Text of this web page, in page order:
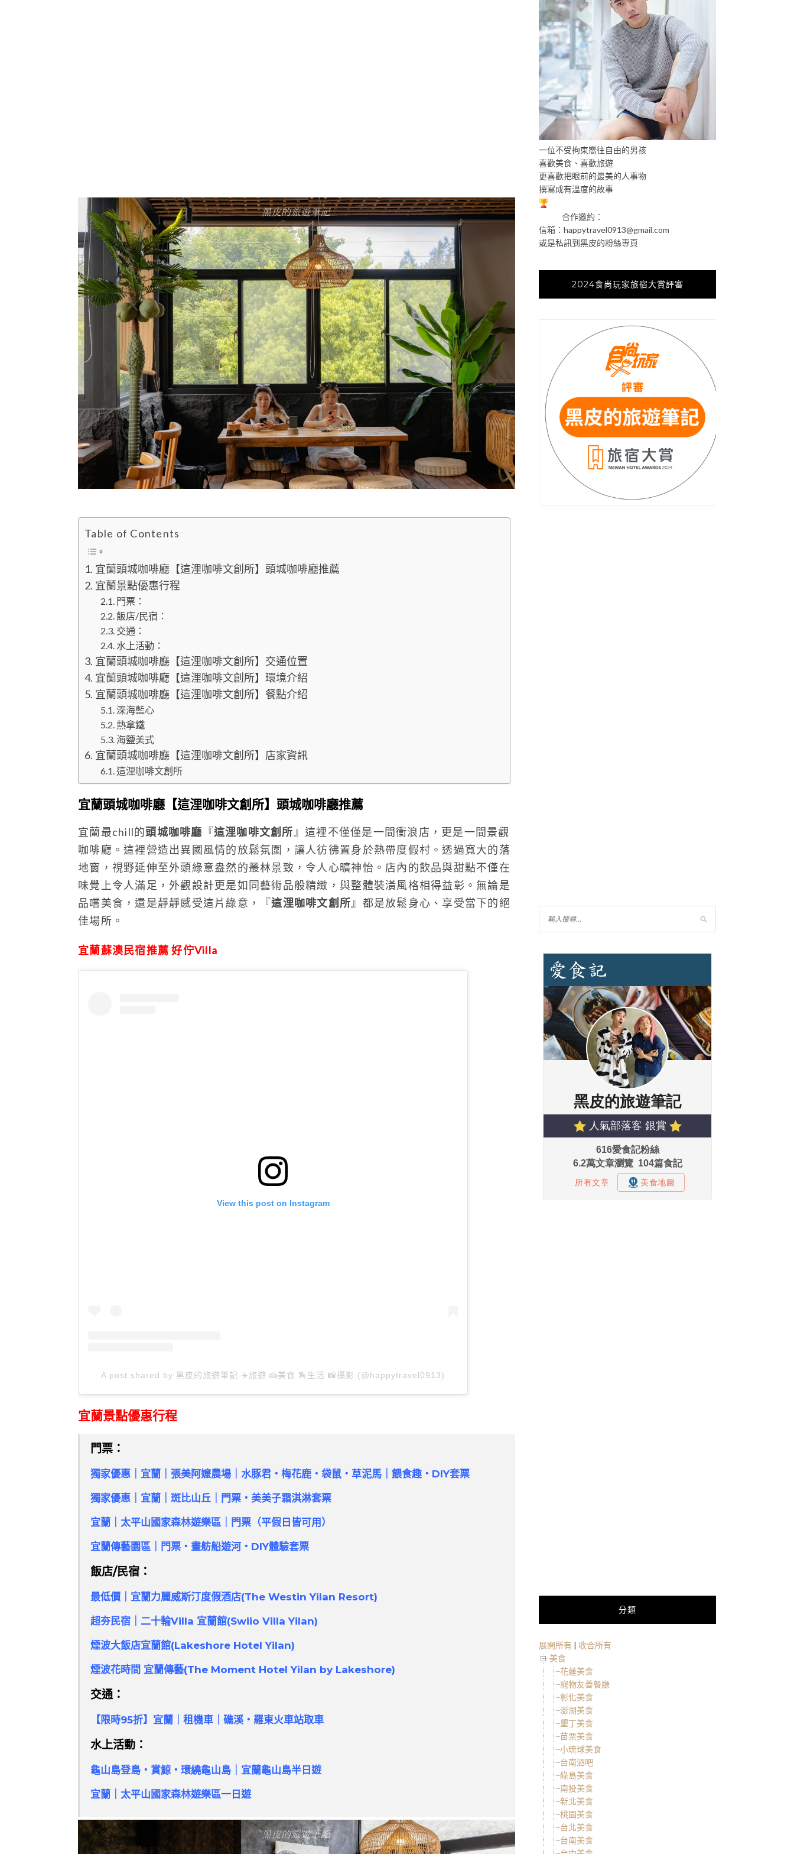
Table of Contents
宜蘭頭城咖啡廳【這浬咖啡文創所】頭城咖啡廳推薦
宜蘭景點優惠行程
門票：
飯店/民宿：
交通：
水上活動：
宜蘭頭城咖啡廳【這浬咖啡文創所】交通位置
宜蘭頭城咖啡廳【這浬咖啡文創所】環境介紹
宜蘭頭城咖啡廳【這浬咖啡文創所】餐點介紹
深海藍心
熱拿鐵
海鹽美式
宜蘭頭城咖啡廳【這浬咖啡文創所】店家資訊
這浬咖啡文創所
宜蘭頭城咖啡廳【這浬咖啡文創所】頭城咖啡廳推薦
宜蘭最chill的頭城咖啡廳 『這浬咖啡文創所 』這裡不僅僅是一間衝浪店，更是一間景觀
咖啡廳。這裡營造出異國風情的放鬆氛圍，讓人彷彿置身於熱帶度假村。透過寬大的落
地窗，視野延伸至外頭綠意盎然的叢林景致，令人心曠神怡。店內的飲品與甜點不僅在
味覺上令人滿足，外觀設計更是如同藝術品般精緻，與整體裝潢風格相得益彰。無論是
品嚐美食，還是靜靜感受這片綠意，『這浬咖啡文創所 』都是放鬆身心、享受當下的絕
佳場所。
宜蘭蘇澳民宿推薦 好佇Villa
View this post on Instagram
A post shared by 黑皮的旅遊筆記 ✈️旅遊 🍰美食 🏇生活 📸攝影 (@happytravel0913)
宜蘭景點優惠行程
門票：
獨家優惠｜宜蘭｜ 張美阿嬤農場｜水豚君・梅花鹿・袋鼠・草泥馬｜餵食趣・DIY套票
獨家優惠｜宜蘭｜斑比山丘｜門票・美美子霜淇淋套票
宜蘭｜太平山國家森林遊樂區｜門票（平假日皆可用）
宜蘭傳藝園區｜門票・畫舫船遊河・DIY體驗套票
飯店/民宿：
最低價｜宜蘭力麗威斯汀度假酒店(The Westin Yilan Resort)
超夯民宿｜二十輪Villa 宜蘭館(Swiio Villa Yilan)
煙波大飯店宜蘭館(Lakeshore Hotel Yilan)
煙波花時間 宜蘭傳藝(The Moment Hotel Yilan by Lakeshore)
交通：
【限時95折】宜蘭｜租機車｜礁溪・羅東火車站取車
水上活動：
龜山島登島・賞鯨・環繞龜山島｜宜蘭龜山島半日遊
宜蘭｜太平山國家森林遊樂區一日遊
一位不受拘束嚮往自由的男孩
喜歡美食、喜歡旅遊
更喜歡把眼前的最美的人事物
撰寫成有溫度的故事
合作邀約：
信箱： happytravel0913@gmail.com
或是私訊到黑皮的粉絲專頁
2024食尚玩家旅宿大賞評審
分類
展開所有 | 收合所有
美食
花蓮美食
寵物友善餐廳
彰化美食
澎湖美食
墾丁美食
苗栗美食
小琉球美食
台南酒吧
綠島美食
南投美食
新北美食
桃園美食
台北美食
台南美食